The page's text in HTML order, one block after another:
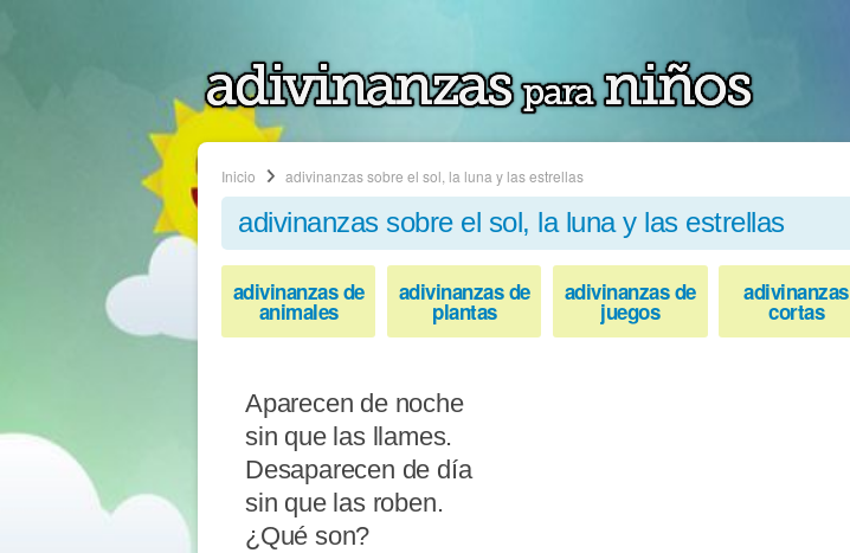
Inicio adivinanzas sobre el sol, la luna y las estrellas
adivinanzas sobre el sol, la luna y las estrellas
adivinanzas de
animales
adivinanzas de
plantas
adivinanzas de
juegos
adivinanzas
cortas
Aparecen de noche
sin que las llames.
Desaparecen de día
sin que las roben.
¿Qué son?